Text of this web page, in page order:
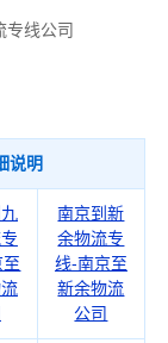
专线公司
说明
南京到新
余物流专
线-南京至
新余物流
公司